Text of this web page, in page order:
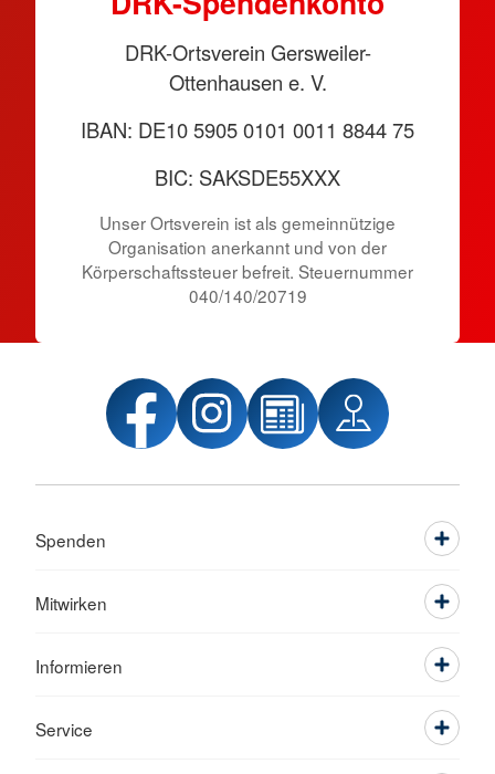
DRK-Ortsverein Gersweiler-
Ottenhausen e. V.
IBAN: DE10 5905 0101 0011 8844 75
BIC: SAKSDE55XXX
Unser Ortsverein ist als gemeinnützige
Organisation anerkannt und von der
Körper­schafts­steuer befreit. Steuernummer
040/140/20719
Spenden
Mitwirken
Informieren
Service